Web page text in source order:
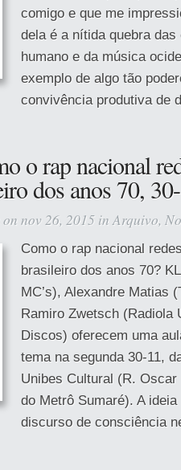
comigo e que me
dela é a nítida quebra
humano e da música
exemplo de algo tão
convivência produtiva de
o rap nacional
dos anos 70,
on nov 26, 2015 inArquivo,
Como o rap nacional
brasileiro dos anos 70?
MC’s), Alexandre Matias
Ramiro Zwetsch (Radiola
Discos) oferecem uma
tema na segunda 30-11,
Unibes Cultural (R.
do Metrô Sumaré). A
discurso de consciência